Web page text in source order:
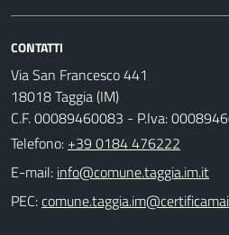
CONTATTI
Via San Francesco 441
18018 Taggia (IM)
C.F. 00089460083 - P.Iva:
Telefono: +39 0184 476222
E-mail:
PEC: